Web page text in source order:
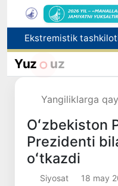
Yuz uz
Yangiliklarga
Oʻzbekiston
Prezidenti
oʻtkazdi
Siyosat 18 may